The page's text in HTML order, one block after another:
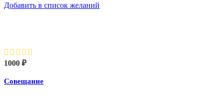
Добавить в список желаний
1000 ₽
Совещание